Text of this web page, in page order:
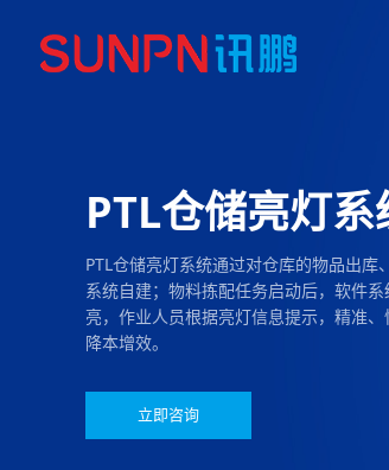
PTL仓储亮灯系
PTL仓储亮灯系统通过对仓库的物品出
系统自建；物料拣配任务启动后，软件
亮，作业人员根据亮灯信息提示，精准
降本增效。
立即咨询